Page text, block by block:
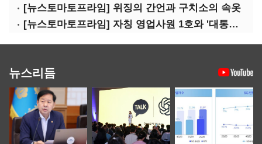
[뉴스토마토프라임] 위징의 간언과 구치소의 속옷
[뉴스토마토프라임] 자칭 영업사원 1호와 '대통령 집무실 사우나'
뉴스리듬